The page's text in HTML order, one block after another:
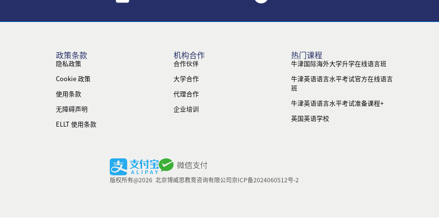
政策条款
隐私政策
Cookie 政策
使用条款
无障碍声明
ELLT 使用条款
机构合作
合作伙伴
大学合作
代理合作
企业培训
热门课程
牛津国际海外大学升学在线语言班
牛津英语语言水平考试官方在线语言
班
牛津英语语言水平考试准备课程+
英国英语学校
版权所有@2026 北京博威思教育咨询有限公司京ICP备2024060512号-2